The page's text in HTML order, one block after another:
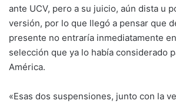
ante UCV, pero a su juicio, aún dista u
versión, por lo que llegó a pensar que
presente no entraría inmediatamente
selección que ya lo había considerado
América.
«Esas dos suspensiones, junto con la